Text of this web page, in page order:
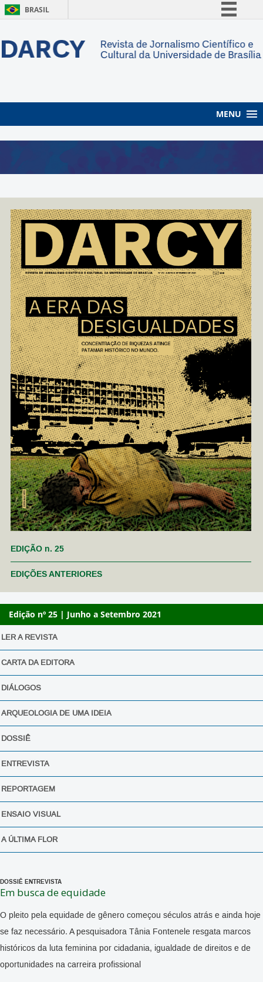
BRASIL
Comunica BR
Legislação
MENU
EDIÇÃO n. 25
EDIÇÕES ANTERIORES
Edição nº 25 | Junho a Setembro 2021
LER A REVISTA
CARTA DA EDITORA
DIÁLOGOS
ARQUEOLOGIA DE UMA IDEIA
DOSSIÊ
ENTREVISTA
REPORTAGEM
ENSAIO VISUAL
A ÚLTIMA FLOR
DOSSIÊ ENTREVISTA
Em busca de equidade
O pleito pela equidade de gênero começou séculos atrás e ainda hoje
se faz necessário. A pesquisadora Tânia Fontenele resgata marcos
históricos da luta feminina por cidadania, igualdade de direitos e de
oportunidades na carreira profissional